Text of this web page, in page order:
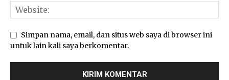
Simpan nama, email, dan situs web saya di browser ini
untuk lain kali saya berkomentar.